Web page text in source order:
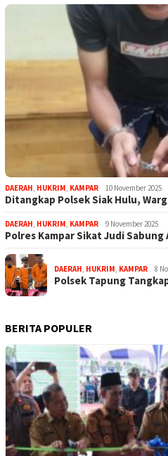
DAERAH HUKRIM KAMPAR 10 November 2025
Ditangkap Polsek Siak Hulu,
DAERAH HUKRIM KAMPAR 9 November 2025
Polres Kampar Sikat Judi Sabung
DAERAH HUKRIM KAMPAR 8
Polsek Tapung
BERITA POPULER